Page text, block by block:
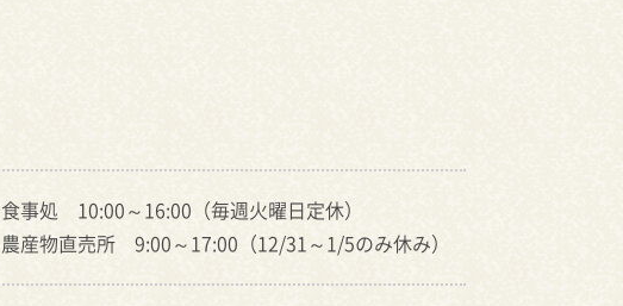
食事処 10:00～16:00（毎週火曜日定休）
農産物直売所 9:00～17:00（12/31～1/5のみ休み）